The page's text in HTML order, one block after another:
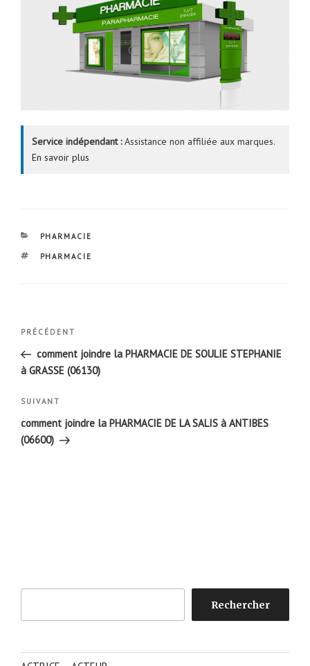
Service indépendant :Assistance non affiliée aux marques.
En savoir plus
CATÉGORIES
PHARMACIE
ÉTIQUETTES
PHARMACIE
Navigation
l’article
Article
précédent
PRÉCÉDENT
comment joindre la PHARMACIE DE SOULIE STEPHANIE
à GRASSE (06130)
Article
suivant
SUIVANT
comment joindre la PHARMACIE DE LA SALIS à ANTIBES
(06600)
Rechercher